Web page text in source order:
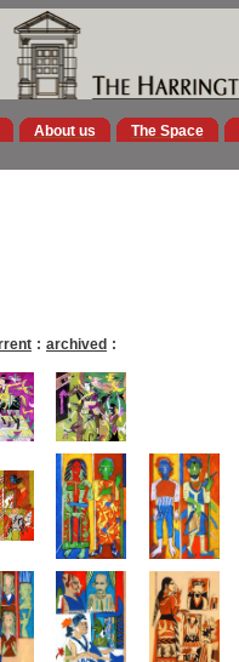
About us The Space
: archived :